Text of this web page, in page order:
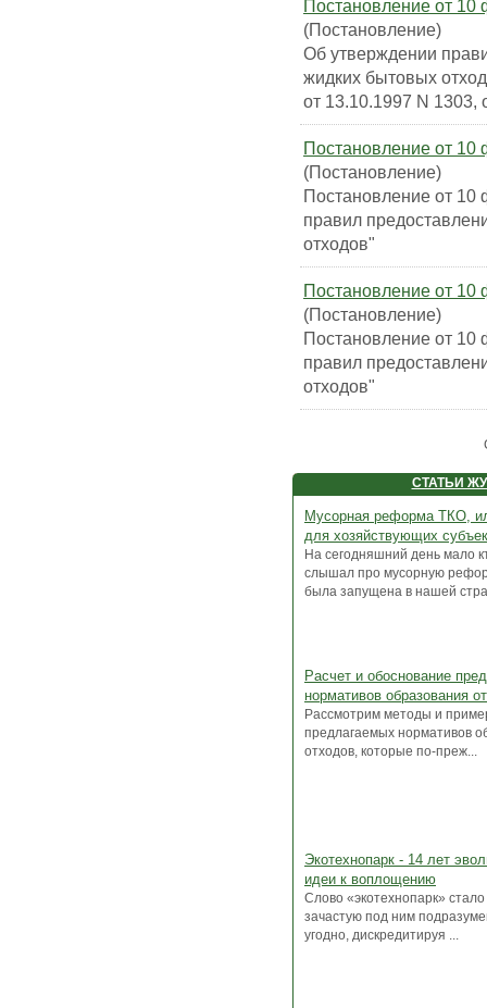
Постановление от 10
(Постановление)
Об утверждении
жидких бытовых
от 13.10.1997 N 1303,
Постановление от 10
(Постановление)
Постановление от 10
правил
отходов"
Постановление от 10
(Постановление)
Постановление от 10
правил
отходов"
СТАТЬИ
Мусорная реформа ТКО,
для хозяйствующих
На сегодняшний день мало
слышал про мусорную
была запущена в нашей
Расчет и обоснование
нормативов образования
Рассмотрим методы и
предлагаемых нормативов
отходов, которые по-преж...
Экотехнопарк - 14 лет
идеи к воплощению
Слово «экотехнопарк»
зачастую под ним
угодно, дискредитируя ...